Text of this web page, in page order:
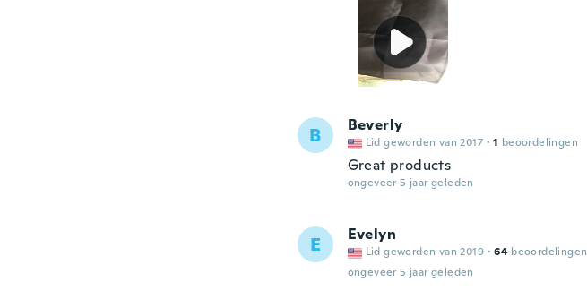
B Beverly
Lid geworden van 2017 · 1 beoordelingen
Great products
ongeveer 5 jaar geleden
E Evelyn
Lid geworden van 2019 · 64 beoordelingen
ongeveer 5 jaar geleden